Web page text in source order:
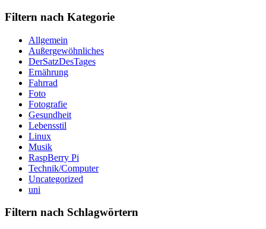
Filtern nach Kategorie
Allgemein
Außergewöhnliches
DerSatzDesTages
Ernährung
Fahrrad
Foto
Fotografie
Gesundheit
Lebensstil
Linux
Musik
RaspBerry Pi
Technik/Computer
Uncategorized
uni
Filtern nach Schlagwörtern